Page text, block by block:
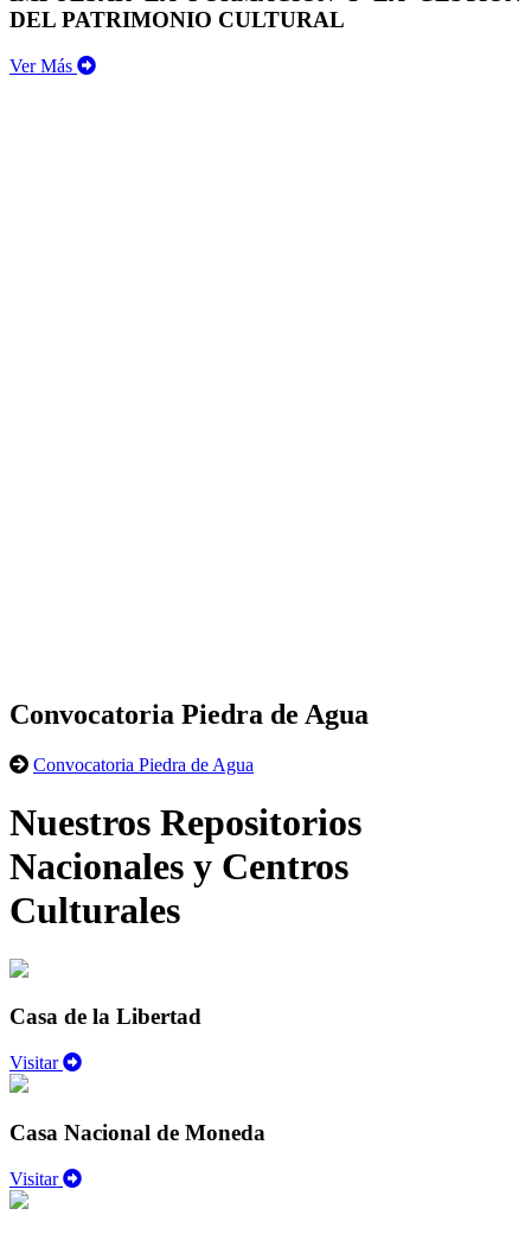
DEL PATRIMONIO CULTURAL
Ver Más
Convocatoria Piedra de Agua
Convocatoria Piedra de Agua
Nuestros Repositorios
Nacionales y Centros
Culturales
Casa de la Libertad
Visitar
Casa Nacional de Moneda
Visitar